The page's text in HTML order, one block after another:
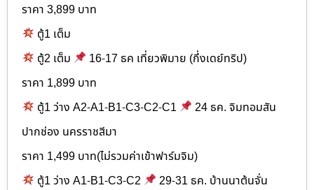
ราคา 3,899 บาท
ตู้1 เต็ม
ตู้2 เต็ม
16-17 ธค เที่ยวพิมาย (กึ่งเดย์ทริป)
ราคา 1,899 บาท
ตู้1 ว่าง A2-A1-B1-C3-C2-C1
24 ธค. จิมทอมสัน
ปากช่อง นครราชสีมา
ราคา 1,499 บาท(ไม่รวมค่าเข้าฟาร์มจิม)
ตู้1 ว่าง A1-B1-C3-C2
29-31 ธค. บ้านนาต้นจั่น